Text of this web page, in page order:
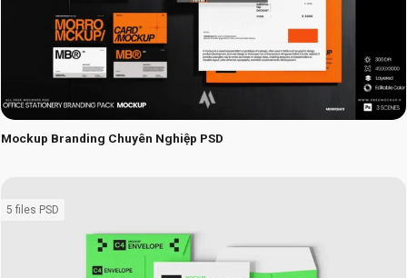
Mockup Branding Chuyên Nghiệp PSD
5 files PSD